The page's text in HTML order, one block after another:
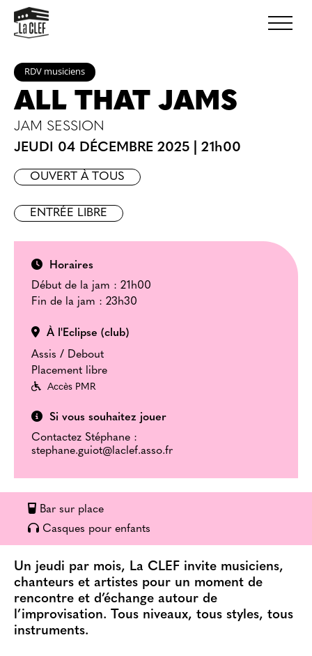
RDV musiciens
ALL THAT JAMS
JAM SESSION
JEUDI 04 DÉCEMBRE 2025
21h00
OUVERT À TOUS
ENTRÉE LIBRE
Horaires
Début de la jam : 21h00
Fin de la jam : 23h30
À l'Eclipse (club)
Assis / Debout
Placement libre
Accès PMR
Si vous souhaitez jouer
Contactez Stéphane :
stephane.guiot@laclef.asso.fr
Bar sur place
Casques pour enfants
Un jeudi par mois, La CLEF invite musiciens,
chanteurs et artistes pour un moment de
rencontre et d’échange autour de
l’improvisation. Tous niveaux, tous styles, tous
instruments.